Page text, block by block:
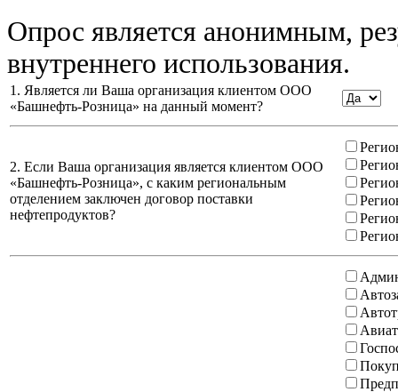
Опрос является анонимным,
внутреннего использования.
1. Является ли Ваша организация клиентом ООО
«Башнефть-Розница» на данный момент?
2. Если Ваша организация является клиентом ООО
«Башнефть-Розница», с каким региональным
отделением заключен договор поставки
нефтепродуктов?